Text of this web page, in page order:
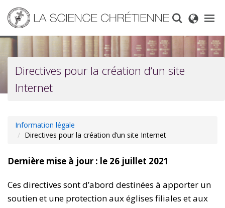
main
content
Directives pour la création d’un site
Internet
Information légale
Directives pour la création d’un site Internet
Dernière mise à jour : le 26 juillet 2021
Ces directives sont d’abord destinées à apporter un
soutien et une protection aux églises filiales et aux